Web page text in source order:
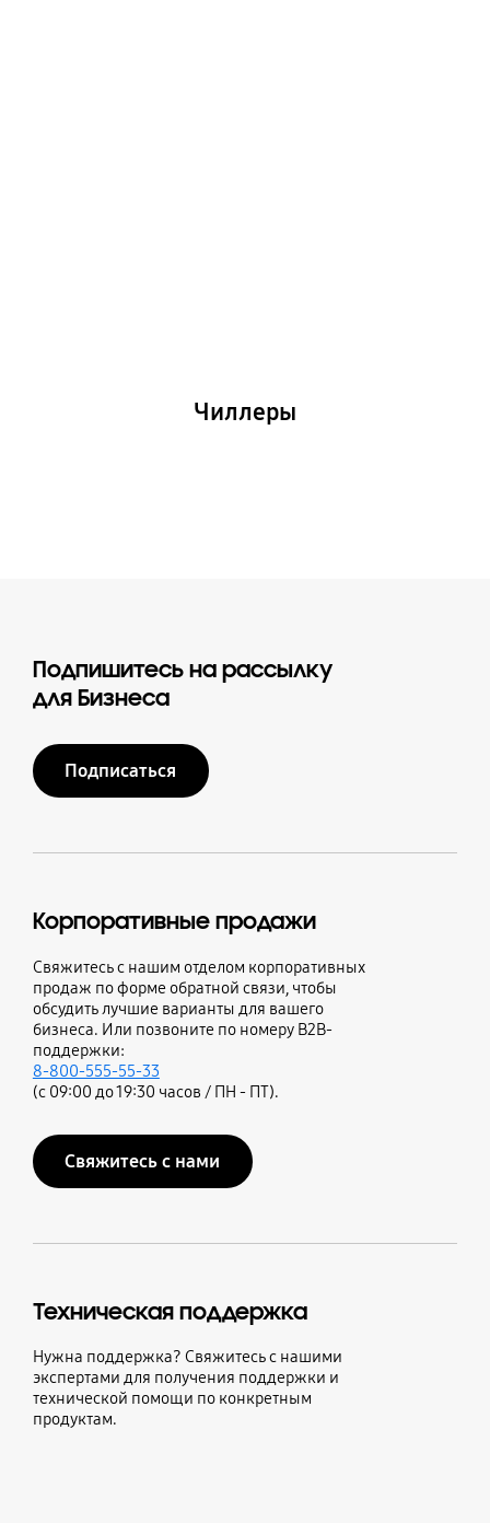
Чиллеры
Подпишитесь на рассылку
для Бизнеса
Подписаться
Корпоративные продажи
Свяжитесь с нашим отделом корпоративных
продаж по форме обратной связи, чтобы
обсудить лучшие варианты для вашего
бизнеса. Или позвоните по номеру B2B-
поддержки:
8-800-555-55-33
(с 09:00 до 19:30 часов / ПН - ПТ).
Свяжитесь с нами
Техническая поддержка
Нужна поддержка? Свяжитесь с нашими
экспертами для получения поддержки и
технической помощи по конкретным
продуктам.